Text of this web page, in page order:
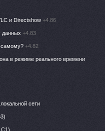
и Directshow +4.86
данных +4.83
самому? +4.82
в режиме реального времени
сети